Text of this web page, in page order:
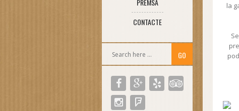
PREMSA
CONTACTE
la